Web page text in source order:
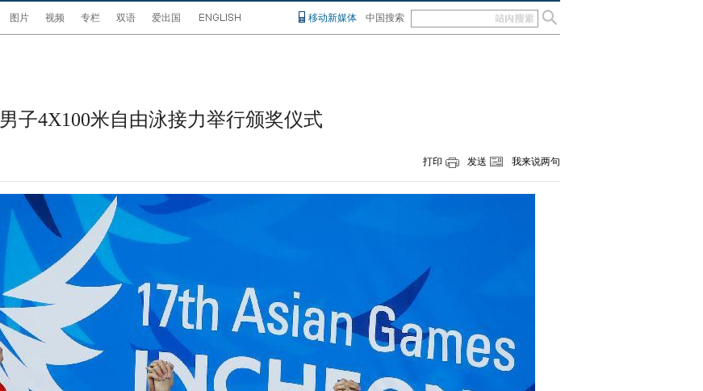
图片 视频 专栏 双语 爱出国 移动新媒体 中国搜索
男子4X100米自由泳接力举行颁奖仪式
打印 发送 我来说两句